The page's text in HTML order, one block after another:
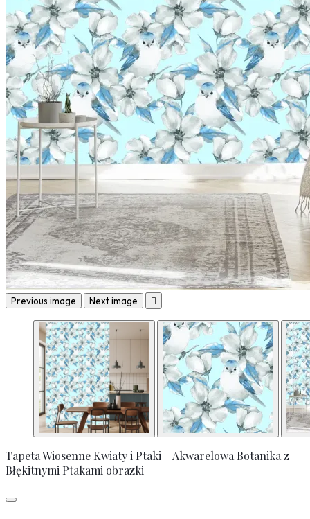
Previous image Next image 
Tapeta Wiosenne Kwiaty i Ptaki – Akwarelowa Botanika z
Błękitnymi Ptakami obrazki